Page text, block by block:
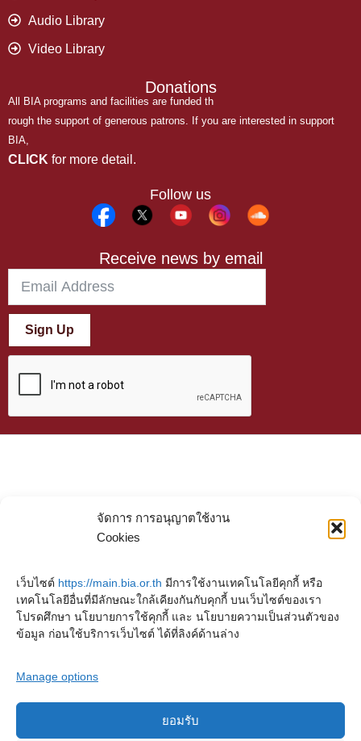
จัดการ การอนุญาตใช้งาน
Cookies
เว็บไซต์ https://main.bia.or.th มีการใช้งานเทคโนโลยีคุกกี้ หรือ
เทคโนโลยีอื่นที่มีลักษณะใกล้เคียงกันกับคุกกี้ บนเว็บไซต์ของเรา
โปรดศึกษา นโยบายการใช้คุกกี้ และ นโยบายความเป็นส่วนตัวของ
ข้อมูล ก่อนใช้บริการเว็บไซต์ ได้ที่ลิงค์ด้านล่าง
Manage options
ยอมรับ
Audio Library
Video Library
Donations
All BIA programs and facilities are funded th
rough the support of generous patrons. If you are interested in support
BIA,
CLICK for more detail.
Follow us
Receive news by email
Sign Up